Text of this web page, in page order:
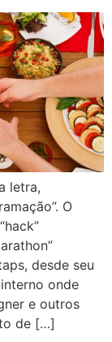
letra,
O
desde seu
onde
e outros
de […]